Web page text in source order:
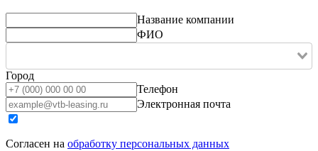
Название компании
ФИО
Город
Телефон
Электронная почта
Согласен на обработку персональных данных